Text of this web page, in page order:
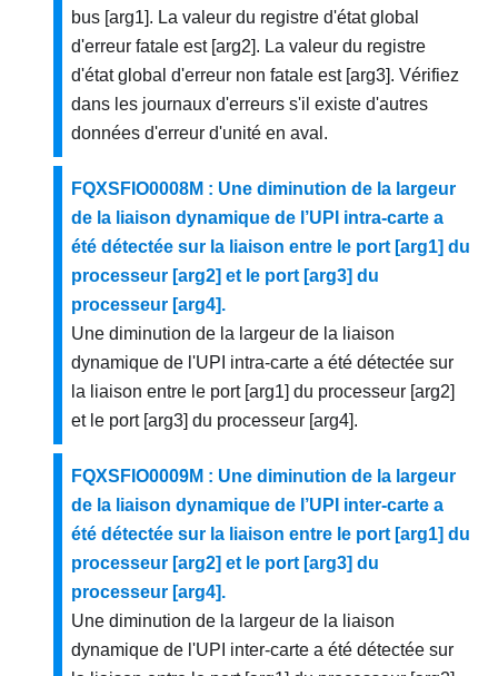
bus [arg1]. La valeur du registre d'état global
d'erreur fatale est [arg2]. La valeur du registre
d'état global d'erreur non fatale est [arg3]. Vérifiez
dans les journaux d'erreurs s'il existe d'autres
données d'erreur d'unité en aval.
FQXSFIO0008M : Une diminution de la largeur
de la liaison dynamique de l’UPI intra-carte a
été détectée sur la liaison entre le port [arg1] du
processeur [arg2] et le port [arg3] du
processeur [arg4].
Une diminution de la largeur de la liaison
dynamique de l'UPI intra-carte a été détectée sur
la liaison entre le port [arg1] du processeur [arg2]
et le port [arg3] du processeur [arg4].
FQXSFIO0009M : Une diminution de la largeur
de la liaison dynamique de l’UPI inter-carte a
été détectée sur la liaison entre le port [arg1] du
processeur [arg2] et le port [arg3] du
processeur [arg4].
Une diminution de la largeur de la liaison
dynamique de l'UPI inter-carte a été détectée sur